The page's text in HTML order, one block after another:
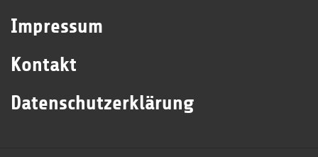
Impressum
Kontakt
Datenschutzerklärung